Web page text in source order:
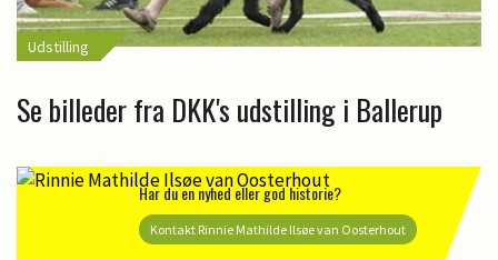
Udstilling
Se billeder fra DKK's udstilling i Ballerup
Har du en nyhed eller god historie?
Kontakt Rinnie Mathilde Ilsøe van Oosterhout